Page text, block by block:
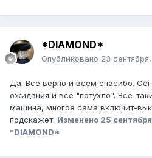
*DIAMOND*
Опубликовано 23
Да. Все верно и всем спасибо.
ожидания и все "потухло". Все-
машина, многое сама включит-
подскажет. Изменено 25
*DIAMOND*